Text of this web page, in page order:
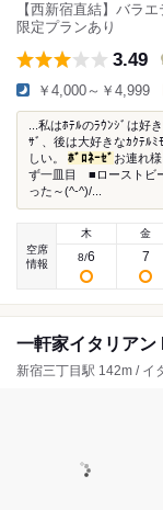
【西新宿直結】バラ
限定プランあり
3.49
￥4,000～￥4,999
...私はﾎﾃﾙのﾗｳﾝｼﾞは好
ｻﾞ、後は大好きなｶｸﾃﾙ
しい。 ﾎﾞﾛﾈｰｾﾞ お連れ
ず一皿目 ■ローストビ
った～(^-^)/...
空席
情報
木
8/6
金
7
一軒家イタリアン
新宿三丁目駅 142m / イ